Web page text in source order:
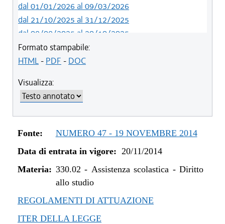
dal 01/01/2026 al 09/03/2026
dal 21/10/2025 al 31/12/2025
dal 08/08/2025 al 20/10/2025
dal 05/06/2025 al 07/08/2025
dal 01/01/2025 al 04/06/2025
dal 01/01/2021 al 26/10/2024
dal 01/01/2020 al 31/12/2020
dal 11/07/2019 al 31/12/2019
dal 21/11/2018 al 10/07/2019
dal 10/08/2017 al 15/08/2018
dal 13/08/2016 al 09/08/2017
dal 30/07/2015 al 12/08/2016
dal 20/11/2014 al 29/07/2015
Formato stampabile:
HTML- PDF - DOC
Visualizza:
Fonte:
NUMERO 47 - 19 NOVEMBRE 2014
Data di entrata in vigore: 20/11/2014
Materia: 330.02 - Assistenza scolastica - Diritto
allo studio
REGOLAMENTI DI ATTUAZIONE
ITER DELLA LEGGE